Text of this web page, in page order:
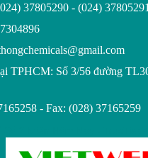
37805290 - (024) 37805291
TPHCM: Số 3/56 đường
- Fax: (028) 37165259